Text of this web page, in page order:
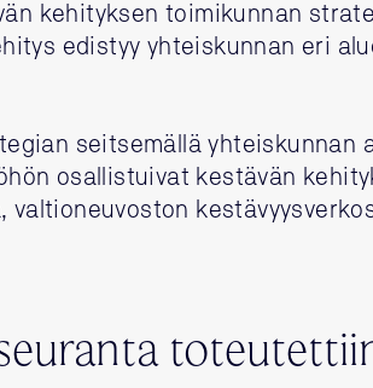
kehityksen toimikunnan
edistyy yhteiskunnan eri
seitsemällä yhteiskunnan
osallistuivat kestävän